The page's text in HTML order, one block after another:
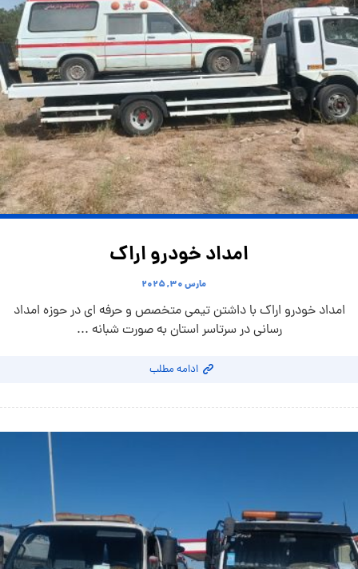
امداد خودرو اراک
مارس ۳۰, ۲۰۲۵
امداد خودرو اراک با داشتن تیمی متخصص و حرفه ای در حوزه امداد
رسانی در سرتاسر استان به صورت شبانه ...
ادامه مطلب